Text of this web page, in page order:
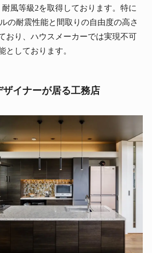
風等級2を取得しております。特に
の耐震性能と間取りの自由度の高さ
おり、ハウスメーカーでは実現不可
としております。
ザイナーが居る工務店